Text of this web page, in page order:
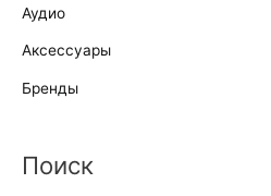
Аудио
Аксессуары
Бренды
Поиск